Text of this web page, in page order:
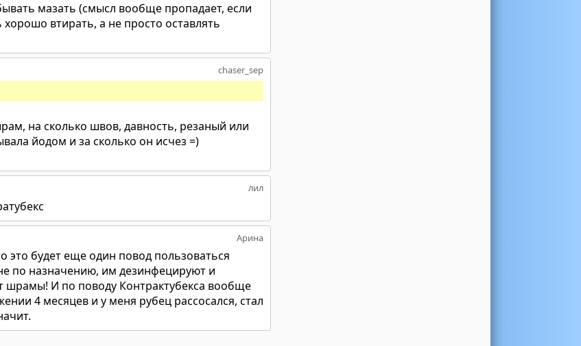
мазать (смысл вообще пропадает, если
втирать, а не просто оставлять
chaser_sep
на сколько швов, давность, резаный или
йодом и за сколько он исчез =)
лил
Арина
это будет еще один повод пользоваться
по назначению, им дезинфецируют и
шрамы! И по поводу Контрактубекса вообще
4 месяцев и у меня рубец рассосался, стал